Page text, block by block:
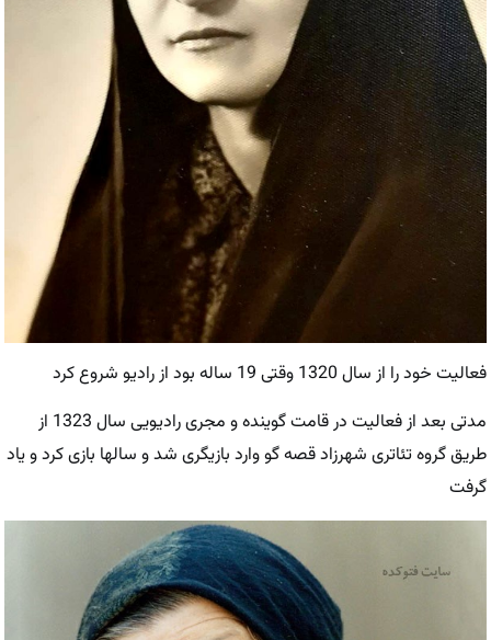
فعالیت خود را از سال 1320 وقتی 19 ساله بود از رادیو شروع کرد
مدتی بعد از فعالیت در قامت گوینده و مجری رادیویی سال 1323 از
طریق گروه تئاتری شهرزاد قصه گو وارد بازیگری شد و سالها بازی کرد و یاد
گرفت